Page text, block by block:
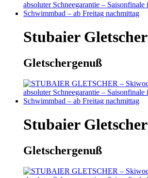
Stubaier Gletscher
Gletschergenuß
Stubaier Gletscher
Gletschergenuß